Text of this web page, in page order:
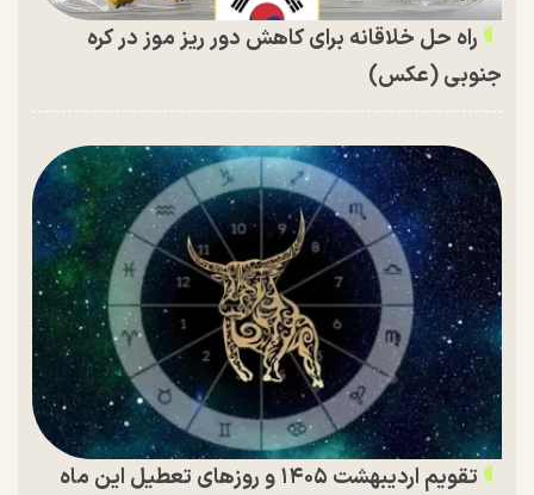
راه حل خلاقانه برای کاهش دور ریز موز در کره
جنوبی (عکس)
تقویم اردیبهشت ۱۴۰۵ و روز‌های تعطیل این ماه